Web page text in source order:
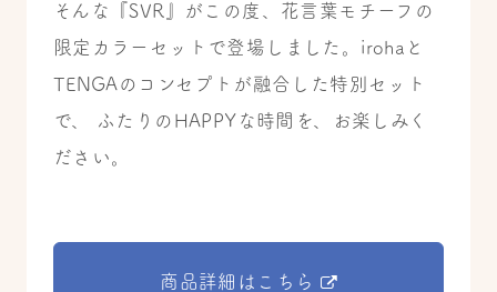
そんな『SVR』がこの度、花言葉モチーフの
限定カラーセットで登場しました。irohaと
TENGAのコンセプトが融合した特別セット
で、 ふたりのHAPPYな時間を、お楽しみく
ださい。
商品詳細はこちら